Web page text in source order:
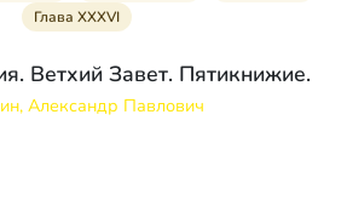
Глава XXXVI
Ветхий Завет. Пятикнижие.
Александр Павлович